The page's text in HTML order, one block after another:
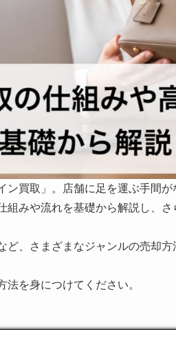
買取」。店舗に足を運ぶ手間
みや流れを基礎から解説し、
、さまざまなジャンルの売却
を身につけてください。